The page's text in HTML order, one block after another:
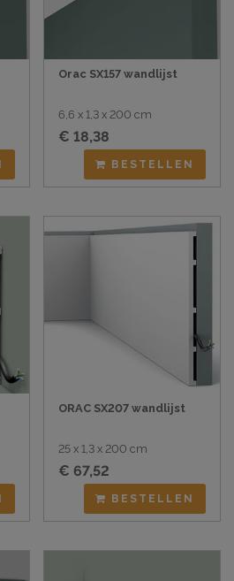
Orac SX157 wandlijst
6,6 x 1,3 x 200 cm
€ 18,38
BESTELLEN
ORAC SX207 wandlijst
25 x 1,3 x 200 cm
€ 67,52
BESTELLEN